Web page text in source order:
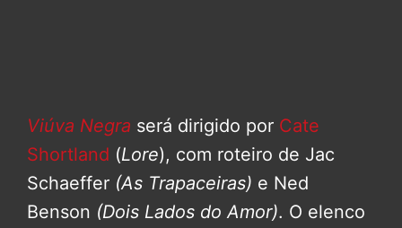
Viúva Negra será dirigido por Cate
Shortland (Lore), com roteiro de Jac
Schaeffer (As Trapaceiras) e Ned
Benson (Dois Lados do Amor). O elenco